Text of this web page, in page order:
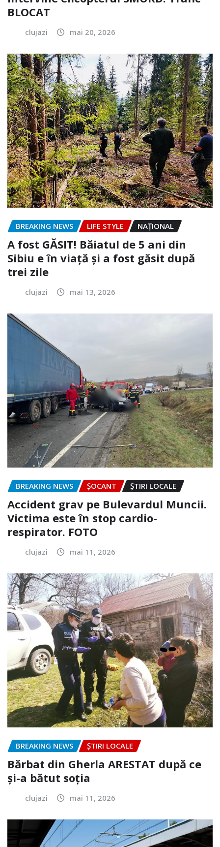
BLOCAT
clujazi mai 20, 2026
BREAKING NEWS LIFE STYLE NAŢIONAL
A fost GĂSIT! Băiatul de 5 ani din
Sibiu e în viață și a fost găsit după
trei zile
clujazi mai 13, 2026
BREAKING NEWS ȘOCANT ȘTIRI LOCALE
Accident grav pe Bulevardul Muncii.
Victima este în stop cardio-
respirator. FOTO
clujazi mai 11, 2026
BREAKING NEWS ȘTIRI LOCALE
Bărbat din Gherla ARESTAT după ce
și-a bătut soția
clujazi mai 11, 2026